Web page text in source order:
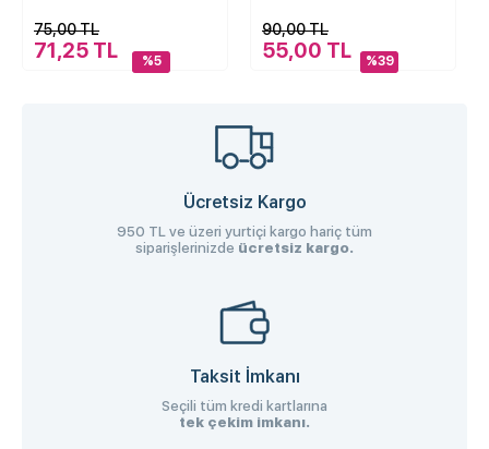
75,00 TL
71,25 TL %5
90,00 TL
55,00 TL %39
Ücretsiz Kargo
950 TL ve üzeri yurtiçi kargo hariç tüm
siparişlerinizde ücretsiz kargo.
Taksit İmkanı
Seçili tüm kredi kartlarına
tek çekim imkanı.